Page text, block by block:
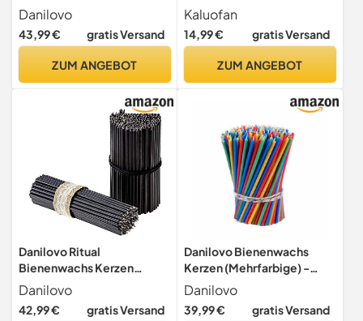
(Schwarze) - Kloster
Orthodoxe Kerzen für
Gebet, Tischdeko -
Lang, Nachhaltige
cm, Ø 6,6 mm (150 Stück)
Danilovo
43,99 € gratis Versand
ZUM ANGEBOT
Wimpelketten Bunt
(Bonbonrosa)
Kaluofan
14,99 € gratis Versand
ZUM ANGEBOT
Danilovo Ritual
Bienenwachs Kerzen
(Schwarze) - Kloster
Orthodoxe Kerzen für
Gebet, Tischdeko -
Danilovo
42,99 € gratis Versand
Danilovo Bienenwachs
Kerzen (Mehrfarbige) -
Orthodoxe Kerzen für
Gebet Rituals Tischdeko -
Ungiftig, Ruß - Tropffrei,
Danilovo
39,99 € gratis Versand